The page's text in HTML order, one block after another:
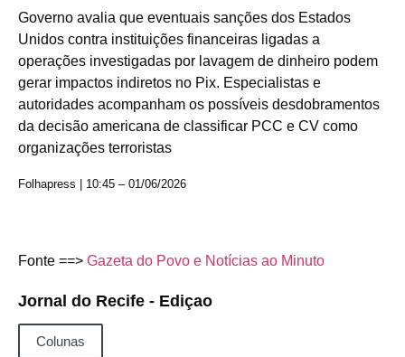
Governo avalia que eventuais sanções dos Estados
Unidos contra instituições financeiras ligadas a
operações investigadas por lavagem de dinheiro podem
gerar impactos indiretos no Pix. Especialistas e
autoridades acompanham os possíveis desdobramentos
da decisão americana de classificar PCC e CV como
organizações terroristas
Folhapress | 10:45 – 01/06/2026
Fonte ==> Gazeta do Povo e Notícias ao Minuto
Jornal do Recife - Ediçao
Colunas